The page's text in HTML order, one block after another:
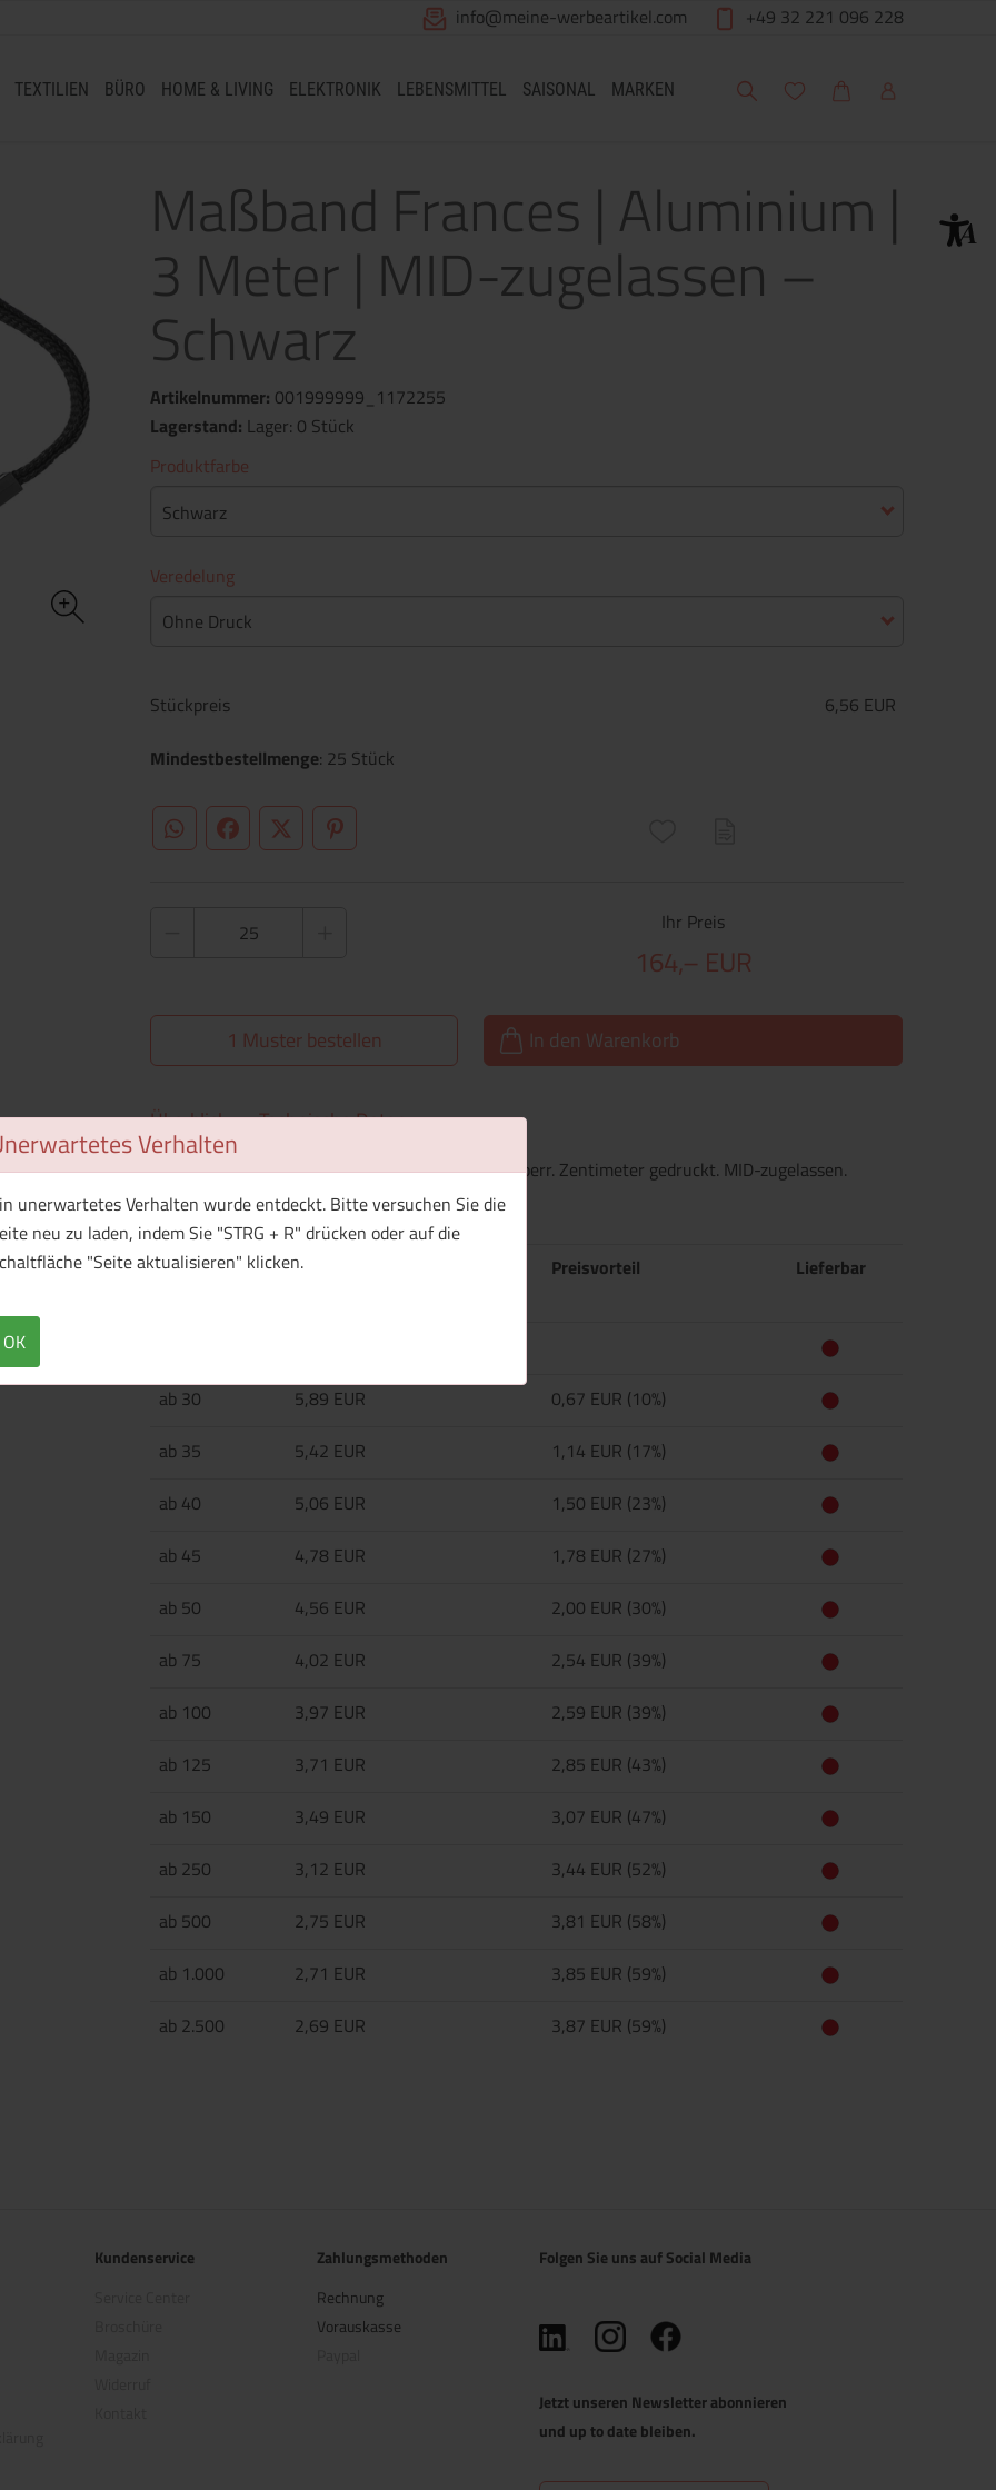
Verhalten
unerwartetes Verhalten wurde entdeckt. Bitte versuchen Sie die
neu zu laden, indem Sie "STRG + R" drücken oder auf die
"Seite aktualisieren" klicken.
OK
info@meine-werbeartikel.com +49 32 221 096 228
TEXTILIEN BÜRO HOME & LIVING ELEKTRONIK LEBENSMITTEL SAISONAL MARKEN Suche Meine Wunschliste
WarenkorbMein Account
Maßband Frances | Aluminium |
3 Meter | MID-zugelassen –
Schwarz
Artikelnummer: 001999999_1172255
Lagerstand: Lager: 0 Stück
Produktfarbe
Schwarz
Veredelung
Ohne Druck
Stückpreis
6,56 EUR
Mindestbestellmenge: 25 Stück
WhatsApp (#[creator\plugin\share\core\structs\SocialSharingServiceSettings]:only_chrome#)
FacebookTwitter (#[creator\plugin\share\core\structs\SocialSharingServiceSettings]:formaly_twitter#)
Pinterest
Ihr Preis
164,– EUR
1 Muster bestellen In den Warenkorb
Überblick Technische Daten
Aluminium-Maßband, 3 Meter, mit Druckknopf-Sperr. Zentimeter gedruckt. MID-zugelassen.
Menge
Preis / Stück
Preisvorteil Lieferbar
ab 30
5,89 EUR
0,67 EUR (10%)
ab 35
5,42 EUR
1,14 EUR (17%)
ab 40
5,06 EUR
1,50 EUR (23%)
ab 45
4,78 EUR
1,78 EUR (27%)
ab 50
4,56 EUR
2,00 EUR (30%)
ab 75
4,02 EUR
2,54 EUR (39%)
ab 100
3,97 EUR
2,59 EUR (39%)
ab 125
3,71 EUR
2,85 EUR (43%)
ab 150
3,49 EUR
3,07 EUR (47%)
ab 250
3,12 EUR
3,44 EUR (52%)
ab 500
2,75 EUR
3,81 EUR (58%)
ab 1.000
2,71 EUR
3,85 EUR (59%)
ab 2.500
2,69 EUR 3,87 EUR (59%)
Kundenservice
Zahlungsmethoden
Rechnung
Vorauskasse
Folgen Sie uns auf Social Media
(öffnet in neuem Tab)
(öffnet in neuem Tab)
(öffnet in neuem Tab)
Jetzt unseren Newsletter abonnieren
und up to date bleiben.